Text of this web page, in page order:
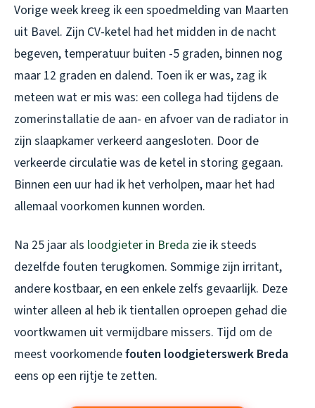
Vorige week kreeg ik een spoedmelding van Maarten
uit Bavel. Zijn CV-ketel had het midden in de nacht
begeven, temperatuur buiten -5 graden, binnen nog
maar 12 graden en dalend. Toen ik er was, zag ik
meteen wat er mis was: een collega had tijdens de
zomerinstallatie de aan- en afvoer van de radiator in
zijn slaapkamer verkeerd aangesloten. Door de
verkeerde circulatie was de ketel in storing gegaan.
Binnen een uur had ik het verholpen, maar het had
allemaal voorkomen kunnen worden.
Na 25 jaar als loodgieter in Breda zie ik steeds
dezelfde fouten terugkomen. Sommige zijn irritant,
andere kostbaar, en een enkele zelfs gevaarlijk. Deze
winter alleen al heb ik tientallen oproepen gehad die
voortkwamen uit vermijdbare missers. Tijd om de
meest voorkomendefouten loodgieterswerk Breda
eens op een rijtje te zetten.